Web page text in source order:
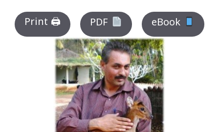
Print 🖨 PDF eBook